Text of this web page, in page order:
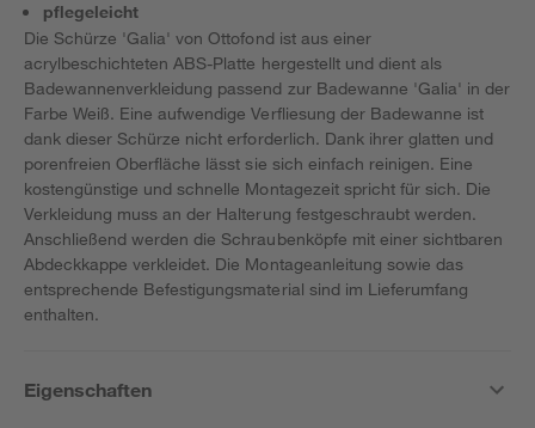
pflegeleicht
Die Schürze 'Galia' von Ottofond ist aus einer
acrylbeschichteten ABS-Platte hergestellt und dient als
Badewannenverkleidung passend zur Badewanne 'Galia' in der
Farbe Weiß. Eine aufwendige Verfliesung der Badewanne ist
dank dieser Schürze nicht erforderlich. Dank ihrer glatten und
porenfreien Oberfläche lässt sie sich einfach reinigen. Eine
kostengünstige und schnelle Montagezeit spricht für sich. Die
Verkleidung muss an der Halterung festgeschraubt werden.
Anschließend werden die Schraubenköpfe mit einer sichtbaren
Abdeckkappe verkleidet. Die Montageanleitung sowie das
entsprechende Befestigungsmaterial sind im Lieferumfang
enthalten.
Eigenschaften